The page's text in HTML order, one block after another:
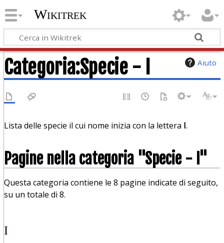
Wikitrek
Aiuto
Categoria:Specie - I
Lista delle specie il cui nome inizia con la lettera I.
Pagine nella categoria "Specie - I"
Questa categoria contiene le 8 pagine indicate di seguito,
su un totale di 8.
I